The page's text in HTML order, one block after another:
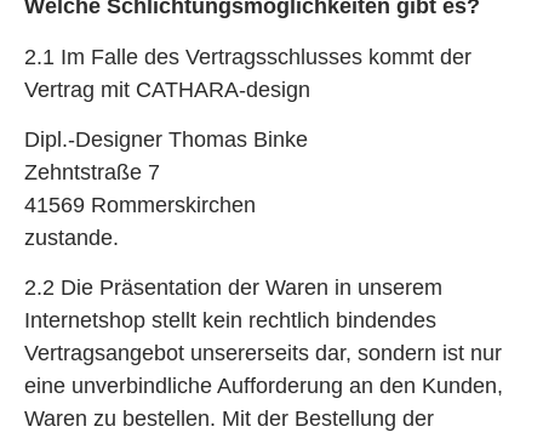
Welche Schlichtungsmöglichkeiten gibt es?
2.1 Im Falle des Vertragsschlusses kommt der
Vertrag mit CATHARA-design
Dipl.-Designer Thomas Binke
Zehntstraße 7
41569 Rommerskirchen
zustande.
2.2 Die Präsentation der Waren in unserem
Internetshop stellt kein rechtlich bindendes
Vertragsangebot unsererseits dar, sondern ist nur
eine unverbindliche Aufforderung an den Kunden,
Waren zu bestellen. Mit der Bestellung der